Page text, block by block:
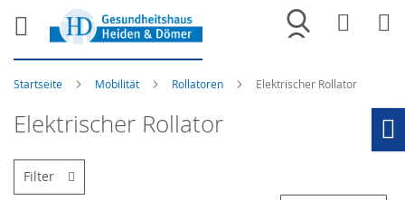
Merkliste
Startseite Mobilität Rollatoren Elektrischer Rollator
Elektrischer Rollator
Filter